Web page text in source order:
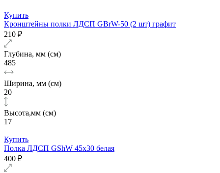
Купить
Кронштейны полки ЛДСП GBrW-50 (2 шт) графит
210 ₽
Глубина, мм (см)
485
Ширина, мм (см)
20
Высота,мм (см)
17
Купить
Полка ЛДСП GShW 45х30 белая
400 ₽